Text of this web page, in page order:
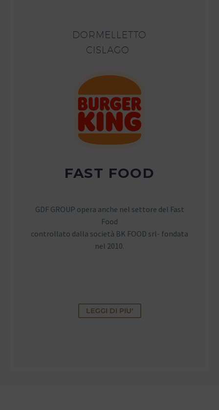
DORMELLETTO
CISLAGO
FAST FOOD
GDF GROUP opera anche nel settore del Fast
Food
controllato dalla società BK FOOD srl- fondata
nel 2010.
LEGGI DI PIU'